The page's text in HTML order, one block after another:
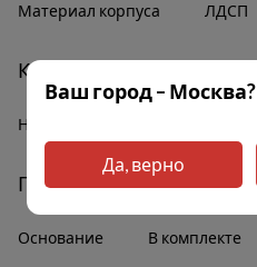
Материал корпуса ЛДСП
Комплектация
Наличие полок
Прочее
Основание В комплекте
Ваш город – Москва?
Да, верно